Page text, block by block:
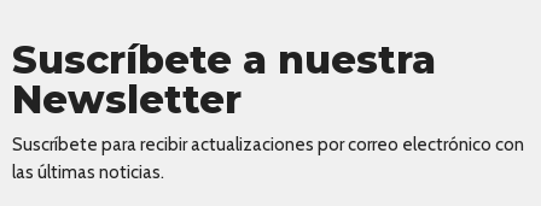
Suscríbete a nuestra
Newsletter
Suscríbete para recibir actualizaciones por correo electrónico con
las últimas noticias.